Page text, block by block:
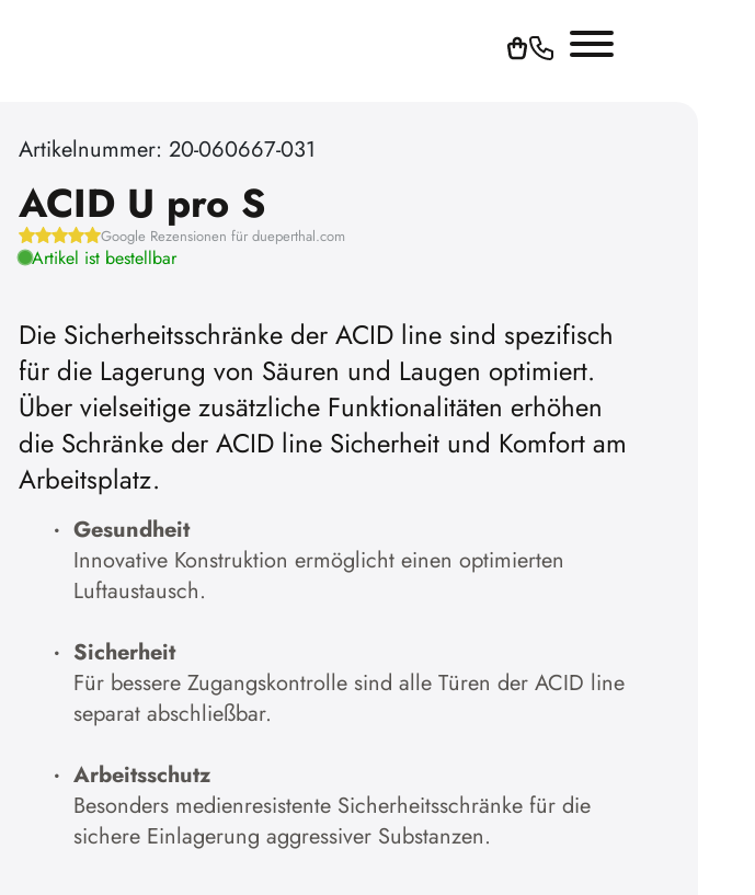
Artikelnummer: 20-060667-031
ACID U pro S
Google Rezensionen für dueperthal.com
Artikel ist bestellbar
Die Sicherheitsschränke der ACID line sind spezifisch
für die Lagerung von Säuren und Laugen optimiert.
Über vielseitige zusätzliche Funktionalitäten erhöhen
die Schränke der ACID line Sicherheit und Komfort am
Arbeitsplatz.
Gesundheit
Innovative Konstruktion ermöglicht einen optimierten
Luftaustausch.
Sicherheit
Für bessere Zugangskontrolle sind alle Türen der ACID line
separat abschließbar.
Arbeitsschutz
Besonders medienresistente Sicherheitsschränke für die
sichere Einlagerung aggressiver Substanzen.